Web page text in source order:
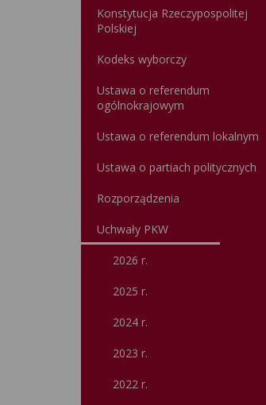
Konstytucja Rzeczypospolitej
Polskiej​
Kodeks wyborczy
Ustawa o referendum
ogólnokrajowym
Ustawa o referendum lokalnym
Ustawa o partiach politycznych
Rozporządzenia
Uchwały PKW
2026 r.
2025 r.
2024 r.
2023 r.
2022 r.